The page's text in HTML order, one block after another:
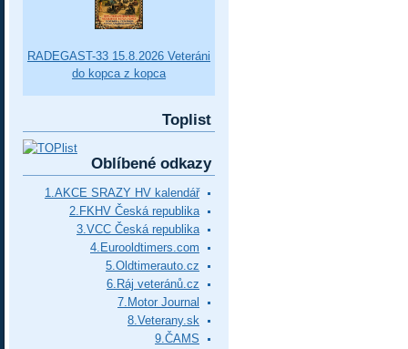
RADEGAST-33 15.8.2026 Veteráni
do kopca z kopca
Toplist
Oblíbené odkazy
1.AKCE SRAZY HV kalendář
2.FKHV Česká republika
3.VCC Česká republika
4.Eurooldtimers.com
5.Oldtimerauto.cz
6.Ráj veteránů.cz
7.Motor Journal
8.Veterany.sk
9.ČAMS